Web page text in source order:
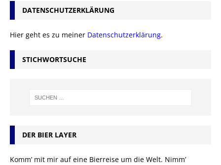
DATENSCHUTZERKLÄRUNG
Hier geht es zu meiner Datenschutzerklärung.
STICHWORTSUCHE
DER BIER LAYER
Komm’ mit mir auf eine Bierreise um die Welt. Nimm’